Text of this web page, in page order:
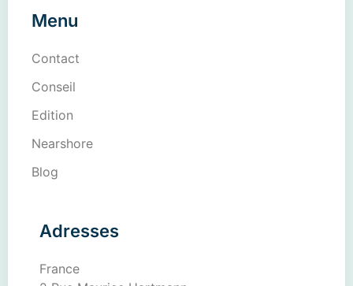
Menu
Contact
Conseil
Edition
Nearshore
Blog
Adresses
France